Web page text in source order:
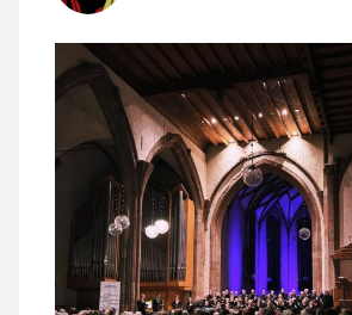
stuttgarter_oratorienchor
März 24